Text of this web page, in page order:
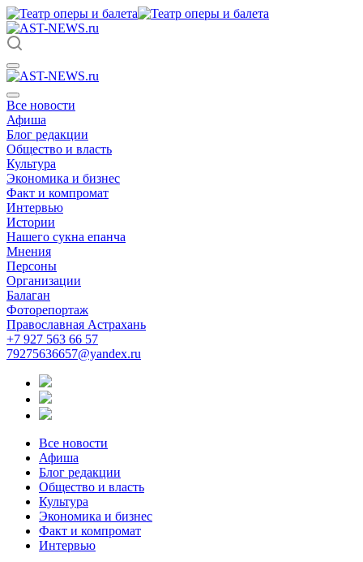
Все новости
Афиша
Блог редакции
Общество и власть
Культура
Экономика и бизнес
Факт и компромат
Интервью
Истории
Нашего сукна епанча
Мнения
Персоны
Организации
Балаган
Фоторепортаж
Православная Астрахань
+7 927 563 66 57
79275636657@yandex.ru
Все новости
Афиша
Блог редакции
Общество и власть
Культура
Экономика и бизнес
Факт и компромат
Интервью